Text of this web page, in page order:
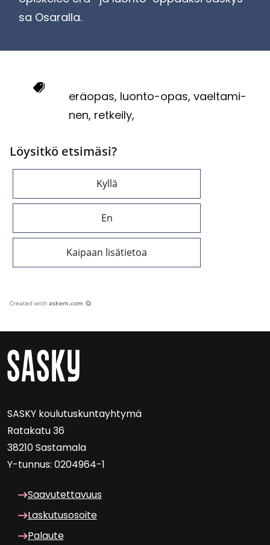
sa Osa­ral­la.
erä­opas, luonto-​opas, vael­ta­mi­
nen, ret­kei­ly,
Löysitkö etsimäsi?
Kyllä
En
Kaipaan lisätietoa
Created with askem.com
SASKY kou­lu­tus­kun­tayh­ty­mä
Ra­ta­ka­tu 36
38210 Sas­ta­ma­la
Y-​tunnus: 0204964-1
Saa­vu­tet­ta­vuus
Las­ku­tuso­soi­te
Pa­lau­te